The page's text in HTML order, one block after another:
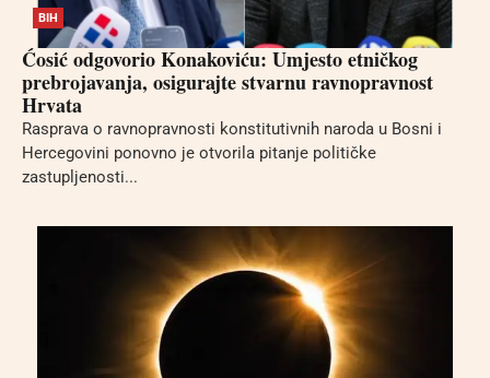
BIH
Ćosić odgovorio Konakoviću: Umjesto etničkog
prebrojavanja, osigurajte stvarnu ravnopravnost
Hrvata
Rasprava o ravnopravnosti konstitutivnih naroda u Bosni i
Hercegovini ponovno je otvorila pitanje političke
zastupljenosti...